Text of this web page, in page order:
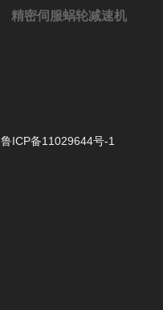
精密伺服蜗轮减速机
鲁ICP备11029644号-1